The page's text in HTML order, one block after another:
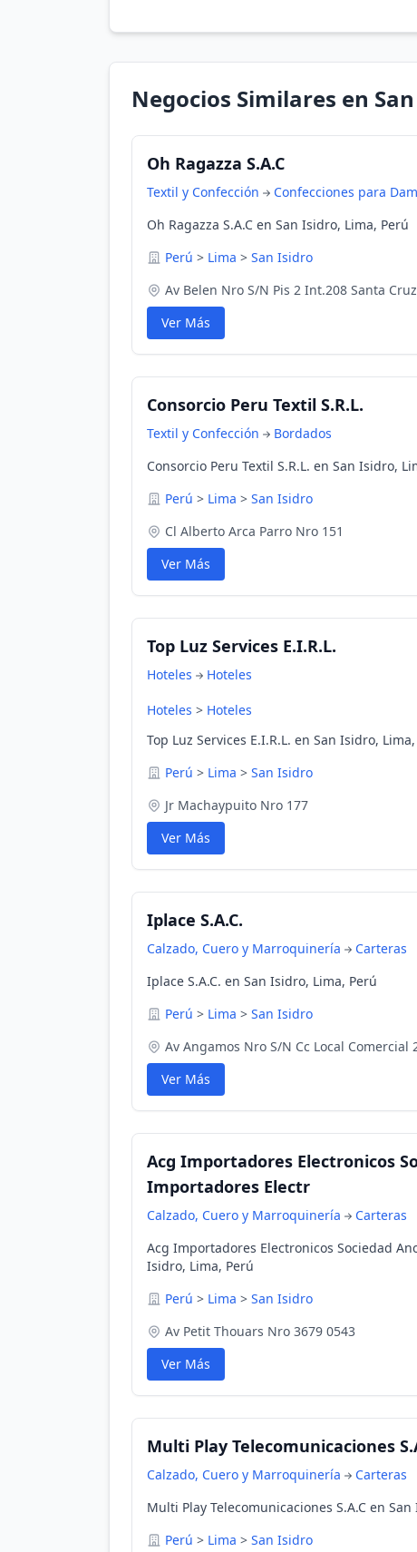
Negocios Similares en
Oh Ragazza S.A.C
Textil y Confección
Confecciones para
Oh Ragazza S.A.C en San Isidro, Lima, Perú
Perú > Lima > San Isidro
Av Belen Nro S/N Pis 2 Int.208 Santa Cruz
Ver Más
Consorcio Peru Textil S.R.L.
Textil y Confección
Bordados
Consorcio Peru Textil S.R.L. en San Isidro,
Perú > Lima > San Isidro
Cl Alberto Arca Parro Nro 151
Ver Más
Top Luz Services E.I.R.L.
Hoteles Hoteles
Hoteles > Hoteles
Top Luz Services E.I.R.L. en San Isidro,
Perú > Lima > San Isidro
Jr Machaypuito Nro 177
Ver Más
Iplace S.A.C.
Calzado, Cuero y Marroquinería
Carteras
Iplace S.A.C. en San Isidro, Lima, Perú
Perú > Lima > San Isidro
Av Angamos Nro S/N Cc Local Comercial
Ver Más
Acg Importadores Electronicos
Importadores Electr
Calzado, Cuero y Marroquinería
Carteras
Acg Importadores Electronicos Sociedad
Isidro, Lima, Perú
Perú > Lima > San Isidro
Av Petit Thouars Nro 3679 0543
Ver Más
Multi Play Telecomunicaciones
Calzado, Cuero y Marroquinería
Carteras
Multi Play Telecomunicaciones S.A.C en
Perú > Lima > San Isidro